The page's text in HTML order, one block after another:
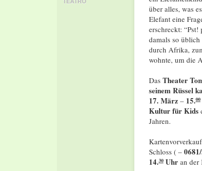
über alles, was
Elefant eine
erschreckt:
damals so
durch Afrika,
wohnte, um die
Das Theater
seinem Rüssel
17. März– 15.00
Kultur für Kids
Jahren.
Schloss ( –
14.30Uhran der